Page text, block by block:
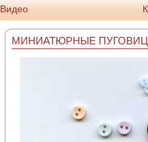
Видео
МИНИАТЮРНЫЕ